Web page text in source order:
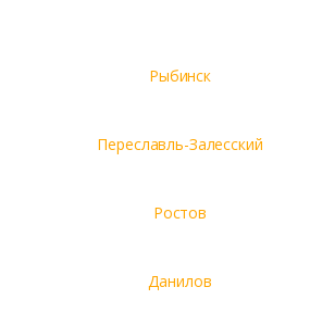
Рыбинск
Переславль-Залесский
Ростов
Данилов